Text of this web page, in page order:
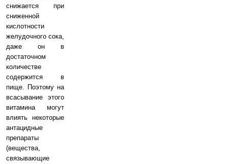
снижается при
сниженной
кислотности
желудочного сока,
даже он в
достаточном
количестве
содержится в
пище. Поэтому на
всасывание этого
витамина могут
влиять некоторые
антацидные
препараты
(вещества,
связывающие